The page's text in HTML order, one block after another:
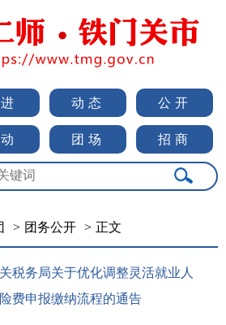
动态 公开
团场 招商
> 团务公开 > 正文
税务局关于优化调整灵活就业人
费申报缴纳流程的通告